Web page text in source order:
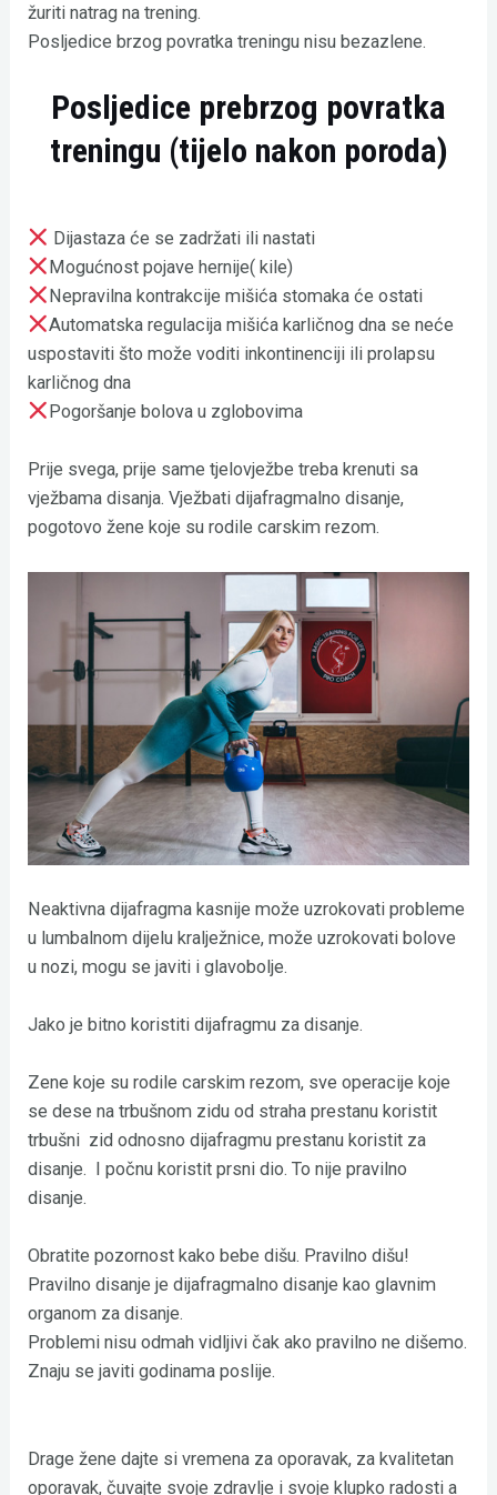
žuriti natrag na trening.
Posljedice brzog povratka treningu nisu bezazlene.
Posljedice prebrzog povratka
treningu (tijelo nakon poroda)
Dijastaza će se zadržati ili nastati
Mogućnost pojave hernije( kile)
Nepravilna kontrakcije mišića stomaka će ostati
Automatska regulacija mišića karličnog dna se neće
uspostaviti što može voditi inkontinenciji ili prolapsu
karličnog dna
Pogoršanje bolova u zglobovima
Prije svega, prije same tjelovježbe treba krenuti sa
vježbama disanja. Vježbati dijafragmalno disanje,
pogotovo žene koje su rodile carskim rezom.
Neaktivna dijafragma kasnije može uzrokovati probleme
u lumbalnom dijelu kralježnice, može uzrokovati bolove
u nozi, mogu se javiti i glavobolje.
Jako je bitno koristiti dijafragmu za disanje.
Zene koje su rodile carskim rezom, sve operacije koje
se dese na trbušnom zidu od straha prestanu koristit
trbušni zid odnosno dijafragmu prestanu koristit za
disanje. I počnu koristit prsni dio. To nije pravilno
disanje.
Obratite pozornost kako bebe dišu. Pravilno dišu!
Pravilno disanje je dijafragmalno disanje kao glavnim
organom za disanje.
Problemi nisu odmah vidljivi čak ako pravilno ne dišemo.
Znaju se javiti godinama poslije.
Drage žene dajte si vremena za oporavak, za kvalitetan
oporavak, čuvajte svoje zdravlje i svoje klupko radosti a